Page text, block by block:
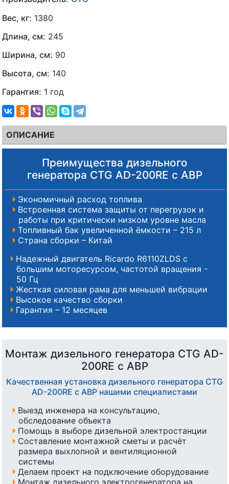
Вес, кг: 1380
Длина, см: 245
Ширина, см: 90
Высота, см: 140
Гарантия: 1 год
ОПИСАНИЕ
Преимущества дизельного
генератора CTG AD-200RE с АВР
Экономичный расход топлива
Встроенная система защиты от перегрузок и
работы при критически низком уровне масла
Топливный бак увеличенной ёмкости – 215 л
Страна сборки – Китай
Надежный двигатель Ricardo R6110ZLDS с
большим моторесурсом, частотой вращения -
50 Гц
Жесткая силовая рама для меньшей вибрации
Высокое качество сборки
Гарантия – 12 месяцев
Монтаж дизельного генератора CTG AD-
200RE с АВР
Качественная установка дизельного генератора CTG
AD-200RE с АВР нашими специалистами
Выезд инженера на консультацию,
обследование объекта
Помощь в выборе дизельной электростанции
Составление монтажной сметы и расчёт
размера выхлопной и вентиляционной
системы
Делаем проект на подключение оборудование
Монтаж дизельного электрогенератора на